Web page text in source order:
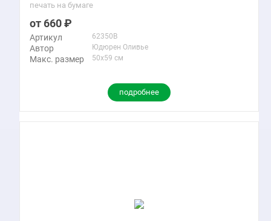
печать на бумаге
660
Артикул 62350B
Автор Юдюрен Оливье
Макс. размер 50x59 см
подробнее